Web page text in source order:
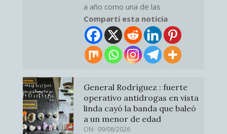
a año como una de las
Comparti esta noticia
General Rodríguez : fuerte
operativo antidrogas en vista
linda cayó la banda que baleó
a un menor de edad
ON: 09/08/2026